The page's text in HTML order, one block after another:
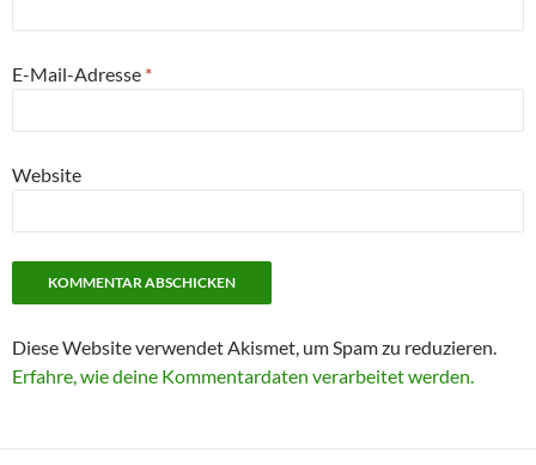
E-Mail-Adresse *
Website
Diese Website verwendet Akismet, um Spam zu reduzieren.
Erfahre, wie deine Kommentardaten verarbeitet werden.